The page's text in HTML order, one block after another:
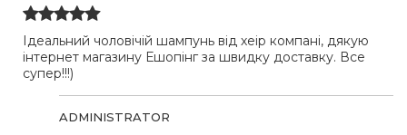
Ідеальний чоловічій шампунь від хеір компані, дякую
інтернет магазину Ешопінг за швидку доставку. Все
супер!!!)
ADMINISTRATOR